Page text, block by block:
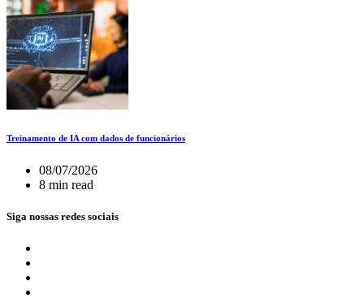
Treinamento de IA com dados de funcionários
08/07/2026
8 min read
Siga nossas redes sociais